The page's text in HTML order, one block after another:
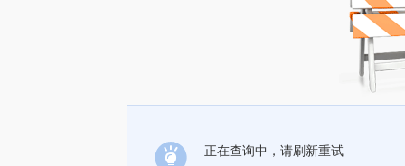
正在查询中，请刷新重试